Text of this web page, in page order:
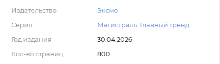
Издательство
Эксмо
Серия
Магистраль. Главный тренд
Год издания
30.04.2026
Кол-во страниц
800